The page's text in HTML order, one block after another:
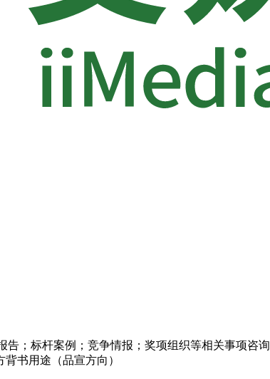
；标杆案例；竞争情报；奖项组织等相关事项咨询
书用途（品宣方向）